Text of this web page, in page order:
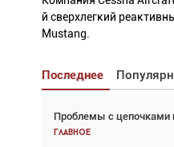
й сверхлегкий
Mustang.
Последнее
Проблемы с цепочками
Главное
Взгляд с высоты:
спасательных операциях